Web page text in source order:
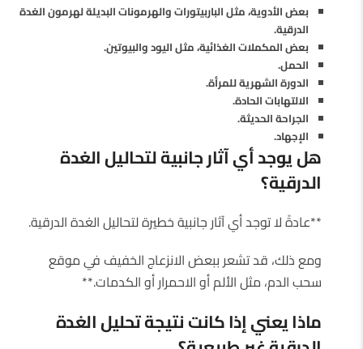
بعض الأدوية، مثل الباربيتورات والهرمونات البديلة لهرمون الغدة
الدرقية.
بعض المكملات الغذائية، مثل اليود والبيوتين.
الحمل.
الدورة الشهرية للمرأة.
الالتهابات الحادة.
الجراحة الحديثة.
الإجهاد.
هل يوجد أي آثار جانبية لتحاليل الغدة
الدرقية؟
**عادةً لا توجد أي آثار جانبية خطيرة لتحاليل الغدة الدرقية.
ومع ذلك، قد تشعر ببعض الانزعاج الخفيف في موقع
سحب الدم، مثل الألم أو الاحمرار أو الكدمات.**
ماذا يعني إذا كانت نتيجة تحليل الغدة